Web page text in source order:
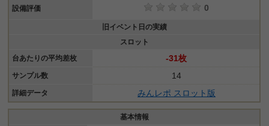
設備評価 0
旧イベント日の実績
スロット
台あたりの平均差枚
-31枚
サンプル数 14
詳細データ みんレポ スロット版
基本情報